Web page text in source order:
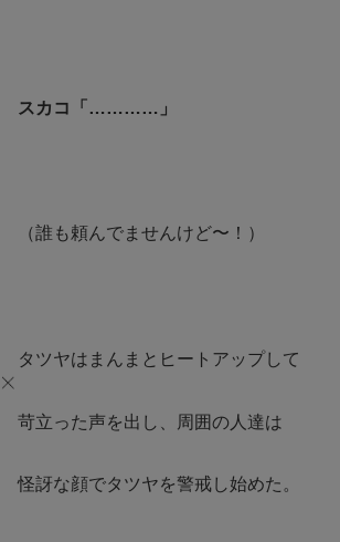
スカコ「…………」
（誰も頼んでませんけど〜！）
タツヤはまんまとヒートアップして
苛立った声を出し、周囲の人達は
怪訝な顔でタツヤを警戒し始めた。